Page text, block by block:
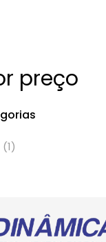
preço
(1)